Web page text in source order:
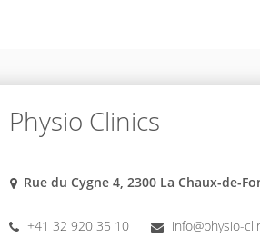
Physio Clinics
Rue du Cygne 4, 2300 La Chaux-de-
+41 32 920 35 10 info@physio-